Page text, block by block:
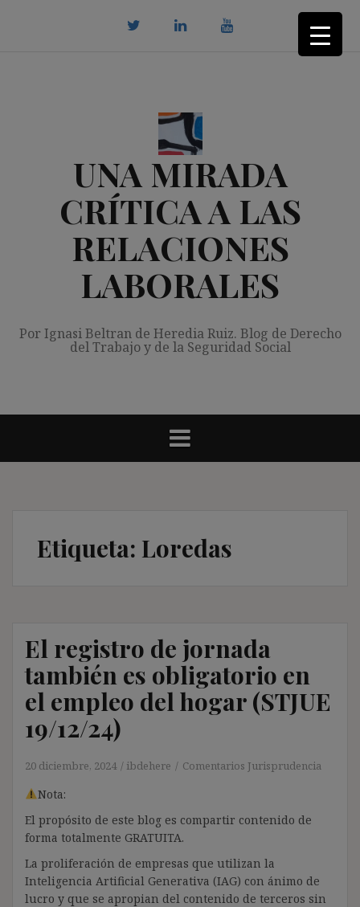
UNA MIRADA
CRÍTICA A LAS
RELACIONES
LABORALES
Por Ignasi Beltran de Heredia Ruiz. Blog de Derecho
del Trabajo y de la Seguridad Social
Etiqueta: Loredas
El registro de jornada
también es obligatorio en
el empleo del hogar (STJUE
19/12/24)
20 diciembre, 2024 ibdehere Comentarios Jurisprudencia
Nota:
El propósito de este blog es compartir contenido de
forma totalmente GRATUITA.
La proliferación de empresas que utilizan la
Inteligencia Artificial Generativa (IAG) con ánimo de
lucro y que se apropian del contenido de terceros sin